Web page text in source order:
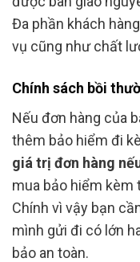
Đa phần khách
vụ cũng như chất
Chính sách bồi
Nếu đơn hàng của
thêm bảo hiểm đi
giá trị đơn hàng
mua bảo hiểm kèm
Chính vì vậy bạn
mình gửi đi có lớn
bảo an toàn.